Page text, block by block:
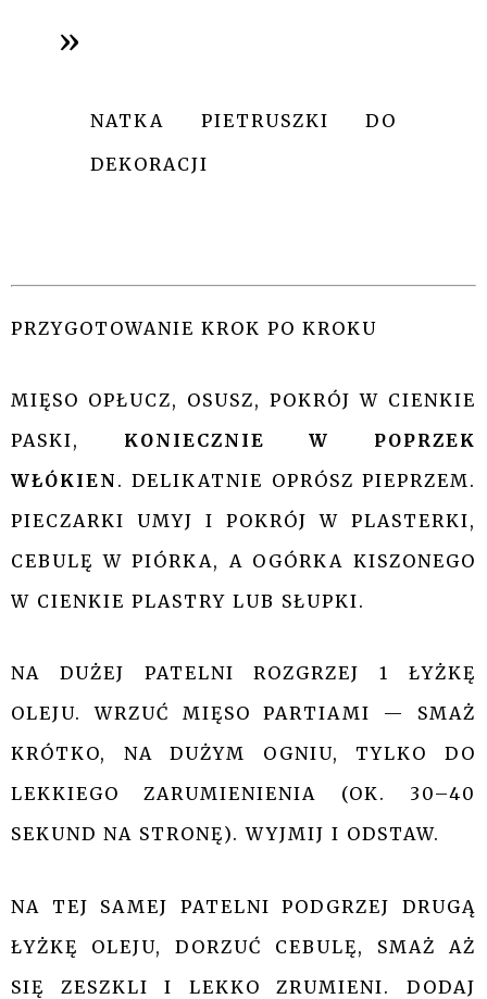
NATKA PIETRUSZKI DO
DEKORACJI
PRZYGOTOWANIE KROK PO KROKU
MIĘSO OPŁUCZ, OSUSZ, POKRÓJ W CIENKIE
PASKI, KONIECZNIE W POPRZEK
WŁÓKIEN . DELIKATNIE OPRÓSZ PIEPRZEM.
PIECZARKI UMYJ I POKRÓJ W PLASTERKI,
CEBULĘ W PIÓRKA, A OGÓRKA KISZONEGO
W CIENKIE PLASTRY LUB SŁUPKI.
NA DUŻEJ PATELNI ROZGRZEJ 1 ŁYŻKĘ
OLEJU. WRZUĆ MIĘSO PARTIAMI — SMAŻ
KRÓTKO, NA DUŻYM OGNIU, TYLKO DO
LEKKIEGO ZARUMIENIENIA (OK. 30–40
SEKUND NA STRONĘ). WYJMIJ I ODSTAW.
NA TEJ SAMEJ PATELNI PODGRZEJ DRUGĄ
ŁYŻKĘ OLEJU, DORZUĆ CEBULĘ, SMAŻ AŻ
SIĘ ZESZKLI I LEKKO ZRUMIENI. DODAJ